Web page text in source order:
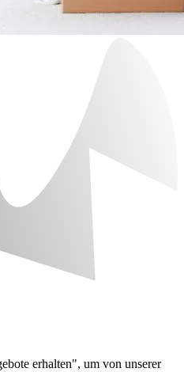
erhalten", um von unserer